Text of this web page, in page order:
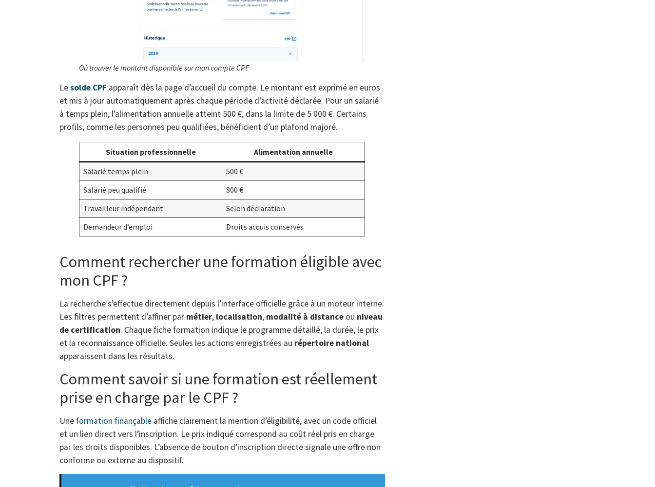
Où trouver le montant disponible sur mon compte CPF
Lesolde CPF apparaît dès la page d’accueil du compte. Le montant est exprimé en euros
et mis à jour automatiquement après chaque période d’activité déclarée. Pour un salarié
à temps plein, l’alimentation annuelle atteint 500 €, dans la limite de 5 000 €. Certains
profils, comme les personnes peu qualifiées, bénéficient d’un plafond majoré.
Situation professionnelle
Alimentation annuelle
Salarié temps plein
500 €
Salarié peu qualifié
800 €
Travailleur indépendant
Selon déclaration
Demandeur d’emploi
Droits acquis conservés
Comment rechercher une formation éligible avec
mon CPF ?
La recherche s’effectue directement depuis l’interface officielle grâce à un moteur interne.
Les filtres permettent d’affiner par métier, localisation, modalité à distance ou niveau
de certification. Chaque fiche formation indique le programme détaillé, la durée, le prix
et la reconnaissance officielle. Seules les actions enregistrées au répertoire national
apparaissent dans les résultats.
Comment savoir si une formation est réellement
prise en charge par le CPF ?
Une formation finançable affiche clairement la mention d’éligibilité, avec un code officiel
et un lien direct vers l’inscription. Le prix indiqué correspond au coût réel pris en charge
par les droits disponibles. L’absence de bouton d’inscription directe signale une offre non
conforme ou externe au dispositif.